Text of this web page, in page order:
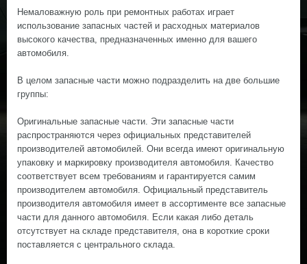
Немаловажную роль при ремонтных работах играет
использование запасных частей и расходных материалов
высокого качества, предназначенных именно для вашего
автомобиля.
В целом запасные части можно подразделить на две большие
группы:
Оригинальные запасные части. Эти запасные части
распространяются через официальных представителей
производителей автомобилей. Они всегда имеют оригинальную
упаковку и маркировку производителя автомобиля. Качество
соответствует всем требованиям и гарантируется самим
производителем автомобиля. Официальный представитель
производителя автомобиля имеет в ассортименте все запасные
части для данного автомобиля. Если какая либо деталь
отсутствует на складе представителя, она в короткие сроки
поставляется с центрального склада.